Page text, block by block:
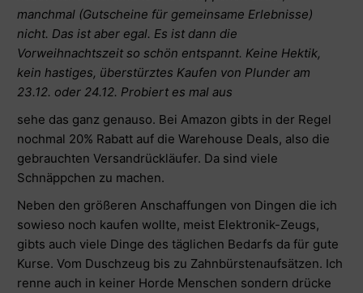
manchmal (Gutscheine für gemeinsame Erlebnisse)
nicht. Das ist aber egal. Es ist dann die
Vorweihnachtszeit so schön entspannt. Keine Hektik,
kein hastiges, überstürztes Kaufen von Plunder am
23.12. oder 24.12. Probiert es mal aus
sehe das ganz genauso. Bei Amazon gibts in der Regel
nochmal 20% Rabatt auf die Warehouse Deals, also die
gebrauchten Versandrückläufer. Da sind viele
Schnäppchen zu machen.
Neben den größeren Anschaffungen von Dingen die ich
sowieso noch kaufen wollte, meist Elektronik-Zeugs,
gibts auch viele Dinge des täglichen Bedarfs da für gute
Kurse. Vom Duschzeug bis zu Zahnbürstenaufsätzen. Ich
renne auch in keiner Horde Menschen sondern drücke